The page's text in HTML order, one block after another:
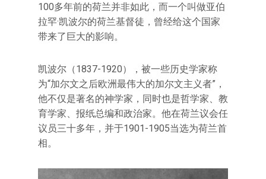
100多年前的荷兰并非如此，而一个叫做亚伯
拉罕·凯波尔的荷兰基督徒，曾经给这个国家
带来了巨大的影响。
凯波尔（1837-1920），被一些历史学家称
为“加尔文之后欧洲最伟大的加尔文主义者”，
他不仅是著名的神学家，同时也是哲学家、教
育学家、报纸总编和政治家。他在荷兰议会任
议员三十多年，并于1901-1905当选为荷兰首
相。